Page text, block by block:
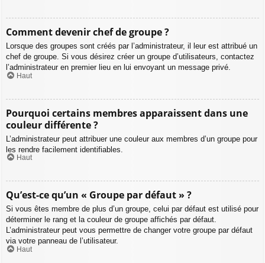
Comment devenir chef de groupe ?
Lorsque des groupes sont créés par l’administrateur, il leur est attribué un
chef de groupe. Si vous désirez créer un groupe d’utilisateurs, contactez
l’administrateur en premier lieu en lui envoyant un message privé.
Haut
Pourquoi certains membres apparaissent dans une
couleur différente ?
L’administrateur peut attribuer une couleur aux membres d’un groupe pour
les rendre facilement identifiables.
Haut
Qu’est-ce qu’un « Groupe par défaut » ?
Si vous êtes membre de plus d’un groupe, celui par défaut est utilisé pour
déterminer le rang et la couleur de groupe affichés par défaut.
L’administrateur peut vous permettre de changer votre groupe par défaut
via votre panneau de l’utilisateur.
Haut